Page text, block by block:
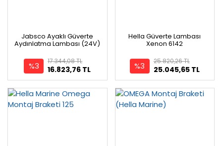
Jabsco Ayaklı Güverte
Aydınlatma Lambası (24V)
%3 16.823,76 TL
17.344,08 TL
Hella Güverte Lambası
Xenon 6142
%3 25.045,65 TL
25.820,26 TL